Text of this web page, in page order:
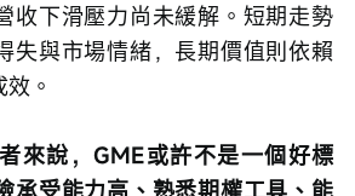
收下滑壓力尚未緩解。短期走勢
失與市場情緒，長期價值則依賴
。
來說，GME或許不是一個好標